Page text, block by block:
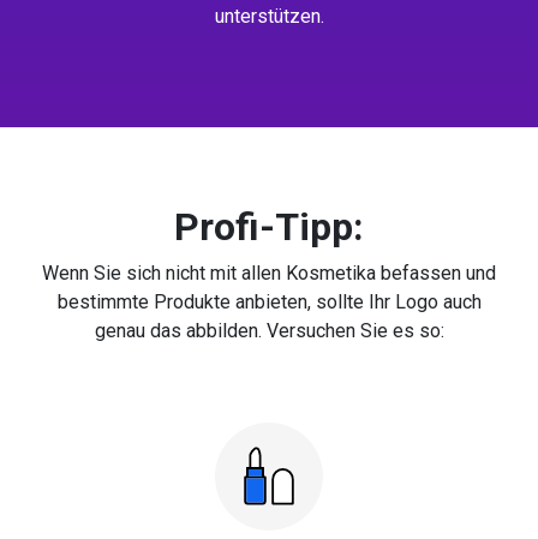
unterstützen.
Profi-Tipp:
Wenn Sie sich nicht mit allen Kosmetika befassen und
bestimmte Produkte anbieten, sollte Ihr Logo auch
genau das abbilden. Versuchen Sie es so: